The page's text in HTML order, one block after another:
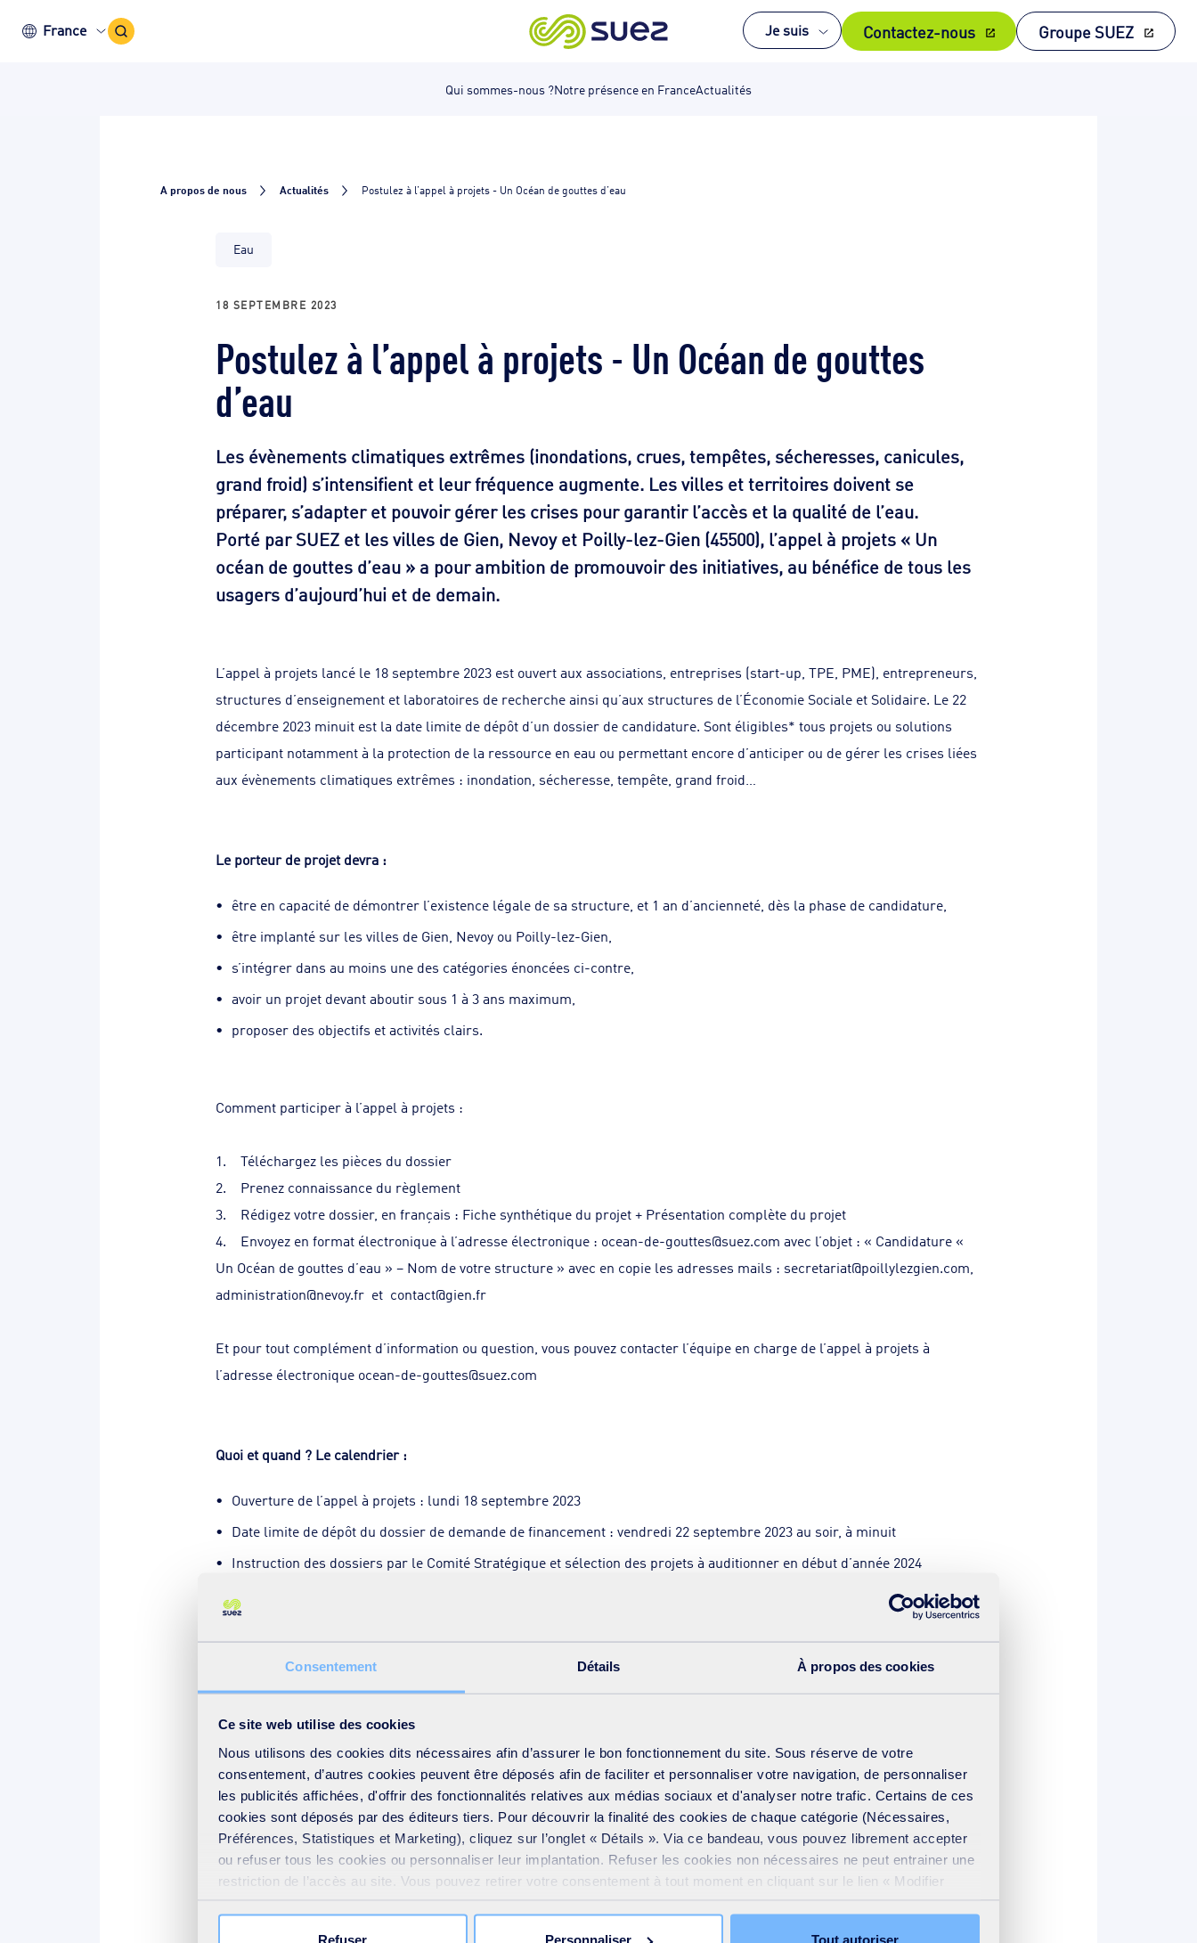
Consentement Détails À propos des cookies
Ce site web utilise des cookies
Nous utilisons des cookies dits nécessaires afin d’assurer le bon fonctionnement du site. Sous réserve de votre
consentement, d’autres cookies peuvent être déposés afin de faciliter et personnaliser votre navigation, de personnaliser
les publicités affichées, d'offrir des fonctionnalités relatives aux médias sociaux et d'analyser notre trafic. Certains de ces
cookies sont déposés par des éditeurs tiers. Pour découvrir la finalité des cookies de chaque catégorie (Nécessaires,
Préférences, Statistiques et Marketing), cliquez sur l’onglet « Détails ». Via ce bandeau, vous pouvez librement accepter
ou refuser tous les cookies ou personnaliser leur implantation. Refuser les cookies non nécessaires ne peut entrainer une
restriction de l’accès au site. Vous pouvez retirer votre consentement à tout moment en cliquant sur le lien « Modifier
Refuser Personnaliser Tout autoriser
France Icône
recherche Je suis Contactez-nous Groupe SUEZ
Qui sommes-nous ?Notre présence en FranceActualités
A propos de nous Actualités Postulez à l’appel à projets - Un Océan de gouttes d’eau
Eau
18 SEPTEMBRE 2023
Postulez à l’appel à projets - Un Océan de gouttes
d’eau
Les évènements climatiques extrêmes (inondations, crues, tempêtes, sécheresses, canicules,
grand froid) s’intensifient et leur fréquence augmente. Les villes et territoires doivent se
préparer, s’adapter et pouvoir gérer les crises pour garantir l’accès et la qualité de l’eau.
Porté par SUEZ et les villes de Gien, Nevoy et Poilly-lez-Gien (45500), l’appel à projets « Un
océan de gouttes d’eau » a pour ambition de promouvoir des initiatives, au bénéfice de tous les
usagers d’aujourd’hui et de demain.
L’appel à projets lancé le 18 septembre 2023 est ouvert aux associations, entreprises (start-up, TPE, PME), entrepreneurs,
structures d’enseignement et laboratoires de recherche ainsi qu’aux structures de l’Économie Sociale et Solidaire. Le 22
décembre 2023 minuit est la date limite de dépôt d’un dossier de candidature. Sont éligibles* tous projets ou solutions
participant notamment à la protection de la ressource en eau ou permettant encore d’anticiper ou de gérer les crises liées
aux évènements climatiques extrêmes : inondation, sécheresse, tempête, grand froid…
Le porteur de projet devra :
être en capacité de démontrer l’existence légale de sa structure, et 1 an d’ancienneté, dès la phase de candidature,
être implanté sur les villes de Gien, Nevoy ou Poilly-lez-Gien,
s’intégrer dans au moins une des catégories énoncées ci-contre,
avoir un projet devant aboutir sous 1 à 3 ans maximum,
proposer des objectifs et activités clairs.
Comment participer à l’appel à projets :
1. Téléchargez les pièces du dossier
2. Prenez connaissance du règlement
3. Rédigez votre dossier, en français : Fiche synthétique du projet + Présentation complète du projet
4. Envoyez en format électronique à l’adresse électronique : ocean-de-gouttes@suez.com avec l’objet : « Candidature «
Un Océan de gouttes d’eau » – Nom de votre structure » avec en copie les adresses mails : secretariat@poillylezgien.com
administration@nevoy.fr et contact@gien.fr
Et pour tout complément d’information ou question, vous pouvez contacter l’équipe en charge de l’appel à projets à
l’adresse électronique ocean-de-gouttes@suez.com
Quoi et quand ? Le calendrier :
Ouverture de l’appel à projets : lundi 18 septembre 2023
Date limite de dépôt du dossier de demande de financement : vendredi 22 septembre 2023 au soir, à minuit
Instruction des dossiers par le Comité Stratégique et sélection des projets à auditionner en début d’année 2024
Présentation complète
Règlement AAP Un océan de gouttes d’eau